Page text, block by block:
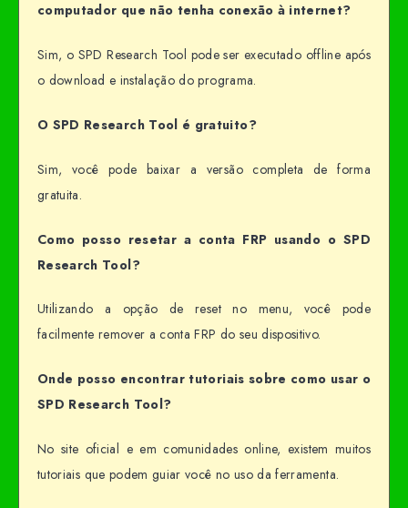
computador que não tenha conexão à internet?
Sim, o SPD Research Tool pode ser executado offline após
o download e instalação do programa.
O SPD Research Tool é gratuito?
Sim, você pode baixar a versão completa de forma
gratuita.
Como posso resetar a conta FRP usando o SPD
Research Tool?
Utilizando a opção de reset no menu, você pode
facilmente remover a conta FRP do seu dispositivo.
Onde posso encontrar tutoriais sobre como usar o
SPD Research Tool?
No site oficial e em comunidades online, existem muitos
tutoriais que podem guiar você no uso da ferramenta.